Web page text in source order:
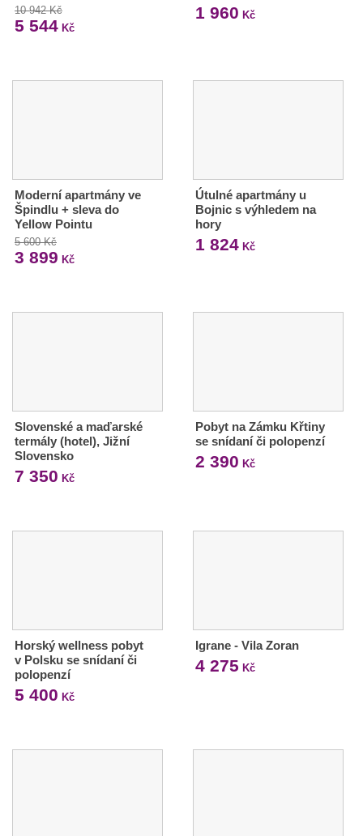
10 942 Kč
5 544 Kč
1 960 Kč
Moderní apartmány ve
Špindlu + sleva do
Yellow Pointu
5 600 Kč
3 899 Kč
Útulné apartmány u
Bojnic s výhledem na
hory
1 824Kč
Slovenské a maďarské
termály (hotel), Jižní
Slovensko
7 350 Kč
Pobyt na Zámku Křtiny
se snídaní či polopenzí
2 390 Kč
Horský wellness pobyt
v Polsku se snídaní či
polopenzí
5 400 Kč
Igrane - Vila Zoran
4 275 Kč